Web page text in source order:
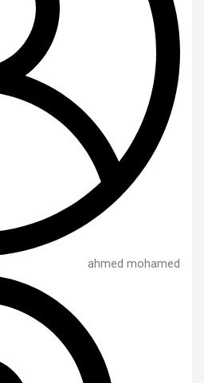
ahmed mohamed